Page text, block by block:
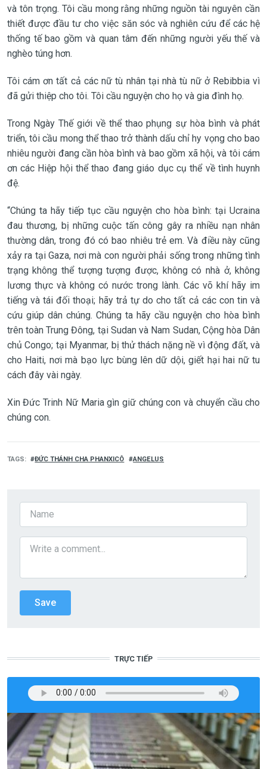
và tôn trọng. Tôi cầu mong rằng những nguồn tài nguyên cần
thiết được đầu tư cho việc săn sóc và nghiên cứu để các hệ
thống tế bao gồm và quan tâm đến những người yếu thế và
nghèo túng hơn.
Tôi cám ơn tất cả các nữ tù nhân tại nhà tù nữ ở Rebibbia vì
đã gửi thiệp cho tôi. Tôi cầu nguyện cho họ và gia đình họ.
Trong Ngày Thế giới về thể thao phụng sự hòa bình và phát
triển, tôi cầu mong thể thao trở thành dấu chỉ hy vọng cho bao
nhiêu người đang cần hòa bình và bao gồm xã hội, và tôi cám
ơn các Hiệp hội thể thao đang giáo dục cụ thể về tình huynh
đệ.
“Chúng ta hãy tiếp tục cầu nguyện cho hòa bình: tại Ucraina
đau thương, bị những cuộc tấn công gây ra nhiều nạn nhân
thường dân, trong đó có bao nhiêu trẻ em. Và điều này cũng
xảy ra tại Gaza, nơi mà con người phải sống trong những tình
trạng không thể tượng tượng được, không có nhà ở, không
lương thực và không có nước trong lành. Các võ khí hãy im
tiếng và tái đối thoại; hãy trả tự do cho tất cả các con tin và
cứu giúp dân chúng. Chúng ta hãy cầu nguyện cho hòa bình
trên toàn Trung Đông, tại Sudan và Nam Sudan, Cộng hòa Dân
chủ Congo; tại Myanmar, bị thử thách nặng nề vì động đất, và
cho Haiti, nơi mà bạo lực bùng lên dữ dội, giết hại hai nữ tu
cách đây vài ngày.
Xin Đức Trinh Nữ Maria gìn giữ chúng con và chuyển cầu cho
chúng con.
TAGS ĐỨC THÁNH CHA PHANXICÔ ANGELUS
TRỰC TIẾP